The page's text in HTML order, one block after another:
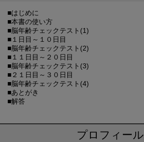
■はじめに
■本書の使い方
■脳年齢チェックテスト(1)
■１日目～１０日目
■脳年齢チェックテスト(2)
■１１日目～２０日目
■脳年齢チェックテスト(3)
■２１日目～３０日目
■脳年齢チェックテスト(4)
■あとがき
■解答
プロフィール